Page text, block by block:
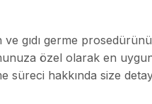
ve gıdı germe
özel olarak en
süreci hakkında size